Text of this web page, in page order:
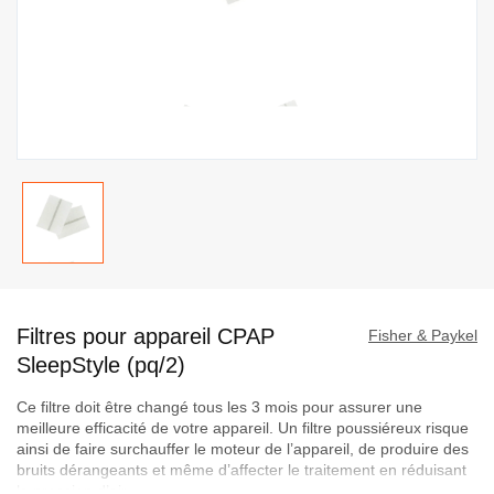
début
de
Galerie
d’images
Fisher & Paykel
Filtres pour appareil CPAP
SleepStyle (pq/2)
Ce filtre doit être changé tous les 3 mois pour assurer une
meilleure efficacité de votre appareil. Un filtre poussiéreux risque
ainsi de faire surchauffer le moteur de l’appareil, de produire des
bruits dérangeants et même d’affecter le traitement en réduisant